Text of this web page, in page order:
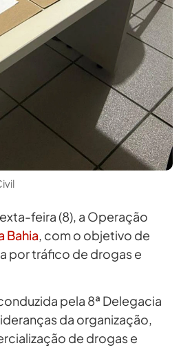
feira (8), a Operação
Bahia, com o objetivo de
por tráfico de drogas e
pela 8ª Delegacia
da organização,
de drogas e